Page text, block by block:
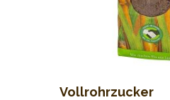
Vollrohrzucker